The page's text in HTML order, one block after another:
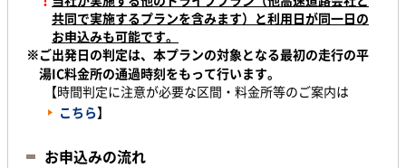
共同で実施するプランを含みます）と利用日が同一日の
お申込みも可能です。
※ご出発日の判定は、本プランの対象となる最初の走行の平
湯IC料金所の通過時刻をもって行います。
【時間判定に注意が必要な区間・料金所等のご案内は
こちら】
お申込みの流れ